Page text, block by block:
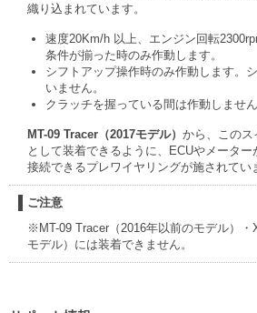
織り込まれています。
速度20Km/h 以上、エンジン回転
条件が揃った時のみ作動します。
シフトアップ操作時のみ作動します。
いません。
クラッチを握っている間は作動しません
MT-09 Tracer（2017モデル） から、このス
として装着できるように、ECUやメータ
接続できるプレワイヤリングが施されてい
ご注意
※MT-09 Tracer（2016年以前のモデル）・
モデル）には装着できません。